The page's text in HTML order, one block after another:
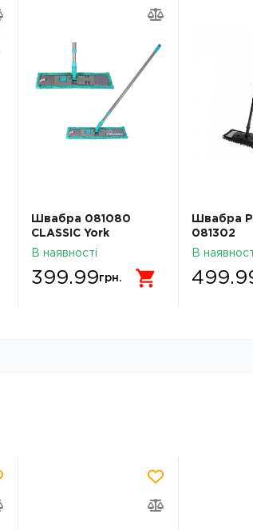
Швабра 081080
CLASSIC York
В наявності
399.99грн.
Швабра
081302
В